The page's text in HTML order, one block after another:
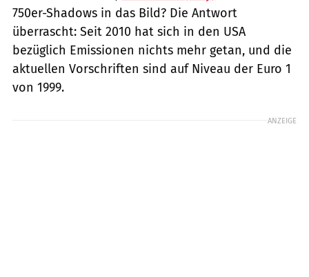
750er-Shadows in das Bild? Die Antwort
überrascht: Seit 2010 hat sich in den USA
bezüglich Emissionen nichts mehr getan, und die
aktuellen Vorschriften sind auf Niveau der Euro 1
von 1999.
ANZEIGE